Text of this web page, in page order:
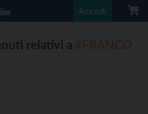
Accedi
relativi a